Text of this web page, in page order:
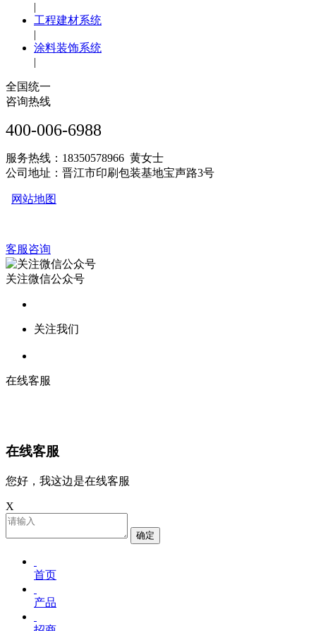
|
工程建材系统
|
涂料装饰系统
|
全国统一
咨询热线
400-006-6988
服务热线：18350578966 黄女士
公司地址：晋江市印刷包装基地宝声路3号
网站地图
客服咨询
关注微信公众号
关注我们
在线客服
在线客服
您好，我这边是在线客服
X
确定
首页
产品